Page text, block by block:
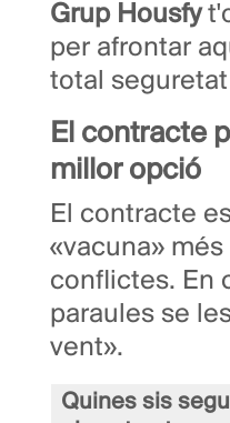
Grup Housfy
per afrontar
total
El contracte
millor opció
El contracte
«vacuna»
conflictes. En
paraules se
vent».
Quines sis